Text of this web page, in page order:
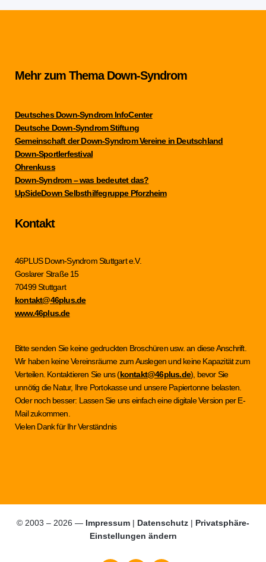
Mehr zum Thema Down-Syndrom
Deutsches Down-Syndrom InfoCenter
Deutsche Down-Syndrom Stiftung
Gemeinschaft der Down-Syndrom Vereine in Deutschland
Down-Sportlerfestival
Ohrenkuss
Down-Syndrom – was bedeutet das?
UpSideDown Selbsthilfegruppe Pforzheim
Kontakt
46PLUS Down-Syndrom Stuttgart e.V.
Goslarer Straße 15
70499 Stuttgart
kontakt@46plus.de
www.46plus.de
Bitte senden Sie keine gedruckten Broschüren usw. an diese Anschrift.
Wir haben keine Vereinsräume zum Auslegen und keine Kapazität zum
Verteilen. Kontaktieren Sie uns (kontakt@46plus.de), bevor Sie
unnötig die Natur, Ihre Portokasse und unsere Papiertonne belasten.
Oder noch besser: Lassen Sie uns einfach eine digitale Version per E-
Mail zukommen.
Vielen Dank für Ihr Verständnis
© 2003 – 2026 — Impressum | Datenschutz | Privatsphäre-
Einstellungen ändern